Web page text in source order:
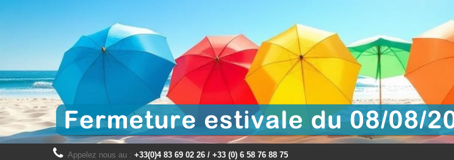
Appelez nous au : +33(0)4 83 69 02 26 / +33 (0) 6 58 76 88 75